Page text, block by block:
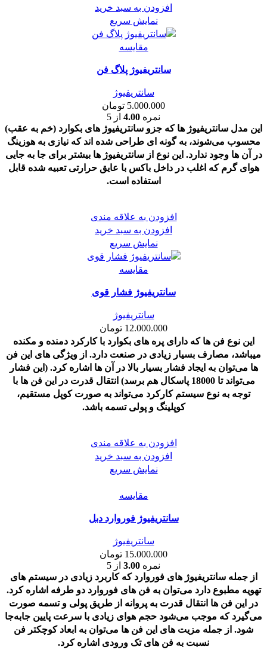
افزودن به سبد خرید
نمایش سریع
مقايسه
سانتریفیوژ پلاگ فن
سانتریفیوژ
5.000.000 تومان
نمره 4.00 از 5
این مدل سانتریفیوژ ها که جزو سانتریفیوژ های بکوارد (خم به عقب)
محسوب می‌شوند، به گونه ای طراحی شده اند که نیازی به هوزینگ
در آن ها وجود ندارد. این نوع از سانتریفیوژ ها بیشتر برای جا به جایی
هوای گرم که اغلب در داخل باکس با عایق حرارتی تعبیه شده قابل
استفاده است.
افزودن به علاقه مندی
افزودن به سبد خرید
نمایش سریع
مقايسه
سانتریفیوژ فشار قوی
سانتریفیوژ
12.000.000 تومان
این نوع فن ها که دارای پره های بکوارد با کارکرد دمنده و مکنده
میباشد، مصارف بسیار زیادی در صنعت دارد. از ویژگی های این فن
ها می‌توان به ایجاد فشار بسیار بالا در آن ها اشاره کرد. (این فشار
می‌تواند تا 18000 پاسکال هم برسد) انتقال قدرت در این فن ها با
توجه به نوع سیستم کارکرد می‌تواند به صورت کوپل مستقیم،
کوپلینگ و پولی تسمه باشد.
افزودن به علاقه مندی
افزودن به سبد خرید
نمایش سریع
مقايسه
سانتریفیوژ فوروارد دبل
سانتریفیوژ
15.000.000 تومان
نمره 3.00 از 5
از جمله سانتریفیوژ های فوروارد که کاربرد زیادی در سیستم های
تهویه مطبوع دارد می‌توان به فن های فوروارد دو طرفه اشاره کرد.
در این فن ها انتقال قدرت به پروانه از طریق پولی و تسمه صورت
می‌گیرد که موجب می‌شود حجم هوای زیادی با سرعت پایین جابه‌جا
شود. از جمله مزیت های این فن ها می‌توان به ابعاد کوچکتر فن
نسبت به فن های تک ورودی اشاره کرد.